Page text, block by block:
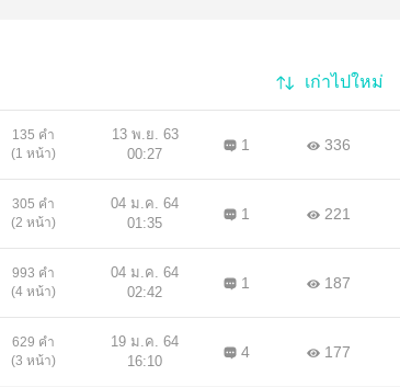
เก่าไปใหม่
135 คำ
(1 หน้า)
13 พ.ย. 63
00:27
1 336
305 คำ
(2 หน้า)
04 ม.ค. 64
01:35
1 221
993 คำ
(4 หน้า)
04 ม.ค. 64
02:42
1 187
629 คำ
(3 หน้า)
19 ม.ค. 64
16:10
4 177